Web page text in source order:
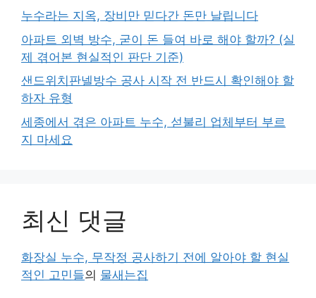
누수라는 지옥, 장비만 믿다간 돈만 날립니다
아파트 외벽 방수, 굳이 돈 들여 바로 해야 할까? (실
제 겪어본 현실적인 판단 기준)
샌드위치판넬방수 공사 시작 전 반드시 확인해야 할
하자 유형
세종에서 겪은 아파트 누수, 섣불리 업체부터 부르
지 마세요
최신 댓글
화장실 누수, 무작정 공사하기 전에 알아야 할 현실
적인 고민들의 물새는집